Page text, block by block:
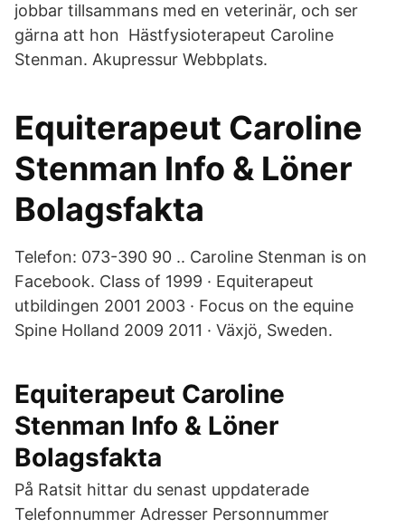
jobbar tillsammans med en veterinär, och ser
gärna att hon Hästfysioterapeut Caroline
Stenman. Akupressur Webbplats.
Equiterapeut Caroline
Stenman Info & Löner
Bolagsfakta
Telefon: 073-390 90 .. Caroline Stenman is on
Facebook. Class of 1999 · Equiterapeut
utbildingen 2001 2003 · Focus on the equine
Spine Holland 2009 2011 · Växjö, Sweden.
Equiterapeut Caroline
Stenman Info & Löner
Bolagsfakta
På Ratsit hittar du senast uppdaterade
Telefonnummer Adresser Personnummer